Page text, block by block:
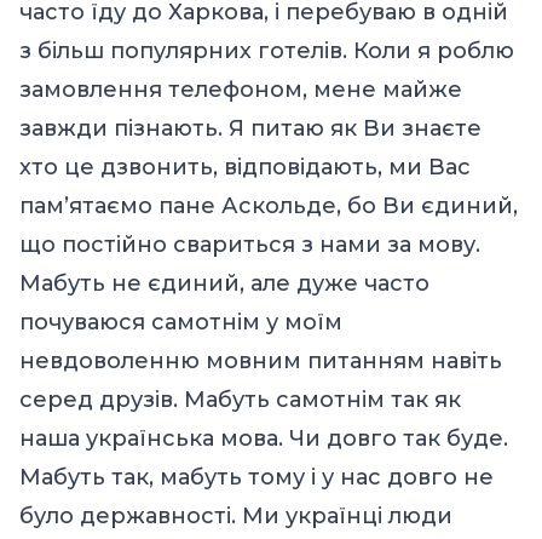
часто їду до Харкова, і перебуваю в одній
з більш популярних готелів. Коли я роблю
замовлення телефоном, мене майже
завжди пізнають. Я питаю як Ви знаєте
хто це дзвонить, відповідають, ми Вас
пам’ятаємо пане Аскольде, бо Ви єдиний,
що постійно свариться з нами за мову.
Мабуть не єдиний, але дуже часто
почуваюся самотнім у моїм
невдоволенню мовним питанням навіть
серед друзів. Мабуть самотнім так як
наша українська мова. Чи довго так буде.
Мабуть так, мабуть тому і у нас довго не
було державності. Ми українці люди